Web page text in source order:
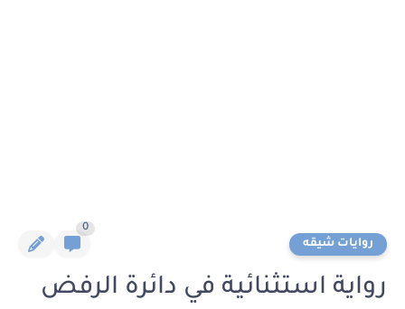
روايات شيقه
0
رواية استثنائية في دائرة الرفض